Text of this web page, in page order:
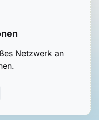
Netzwerk an